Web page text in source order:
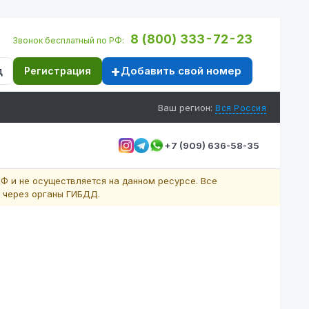
Звонок бесплатный по РФ: 8 (800) 333-72-23
Регистрация Добавить свой номер
Ваш регион: Вся Россия
+7 (909) 636-58-35
и не осуществляется на данном ресурсе. Все
органы ГИБДД.